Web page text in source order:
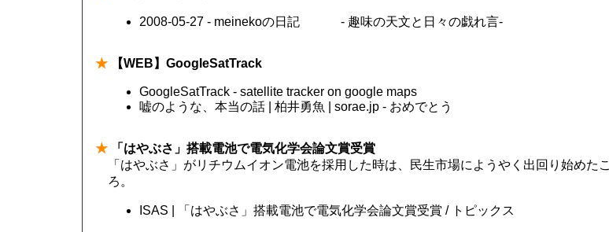
2008-05-27 - meinekoの日記 - 趣味の天文と日々の戯れ言-
★ 【WEB】GoogleSatTrack
GoogleSatTrack - satellite tracker on google maps
嘘のような、本当の話 | 柏井勇魚 | sorae.jp - おめでとう
★ 「はやぶさ」搭載電池で電気化学会論文賞受賞
「はやぶさ」がリチウムイオン電池を採用した時は、民生市場にようやく出回り始めたこ
ろ。
ISAS | 「はやぶさ」搭載電池で電気化学会論文賞受賞 / トピックス